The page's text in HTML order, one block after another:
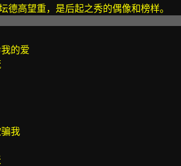
德高望重，是后起之秀的偶像和榜样。
的爱
我